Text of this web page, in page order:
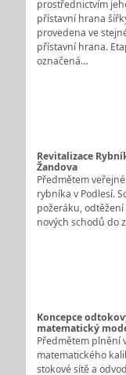
prostřednictvím
přístavní hrana
provedena ve
přístavní hrana.
označená…
Revitalizace
Žandova
Předmětem
rybníka v Podlesí.
požeráku,
nových schodů do
Koncepce
matematický
Předmětem plnění
matematického
stokové sítě a